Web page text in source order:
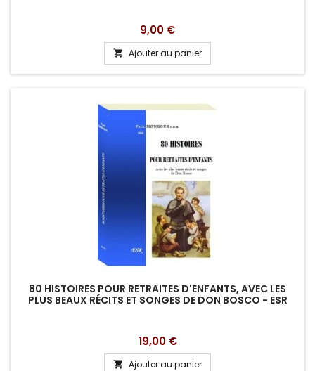
Prix
9,00 €
 Ajouter au panier
80 HISTOIRES POUR RETRAITES D'ENFANTS, AVEC LES
PLUS BEAUX RÉCITS ET SONGES DE DON BOSCO - ESR
Prix
19,00 €
 Ajouter au panier